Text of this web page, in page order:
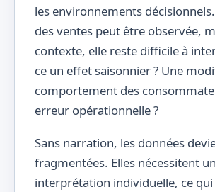
les environnements
des ventes peut être observée,
contexte, elle reste difficile à
ce un effet saisonnier ? Une
comportement des
erreur opérationnelle ?
Sans narration, les données
fragmentées. Elles nécessitent
interprétation individuelle, ce